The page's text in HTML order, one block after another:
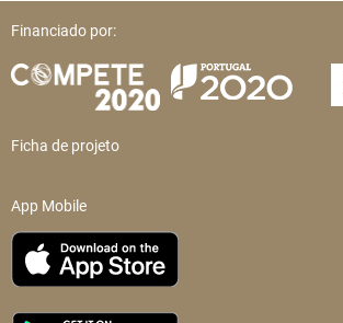
Financiado por:
Ficha de projeto
App Mobile